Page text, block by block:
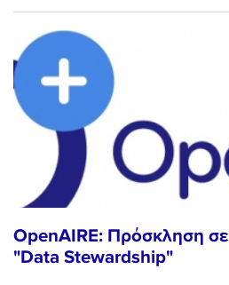
OpenAIRE: Πρόσκληση
"Data Stewardship"